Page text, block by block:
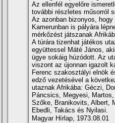
Az ellenfél egyelőre
további részletes műsorról
Az azonban bizonyos, hogy
Kamerunban is pályára
mérkőzést játszanak
A túrára tizenhat játékos
együttessel Máté János,
ügye sokáig húzódott. Az
viszont az újonnan igazolt
Ferenc szakosztályi elnök
edző vezetésével a
utaznak Afrikába: Géczi,
Páncsics, Megyesi,
Szőke, Branikovits, Albert,
Ebedli, Takács és Nyilasi.
Magyar Hírlap, 1973.08.01